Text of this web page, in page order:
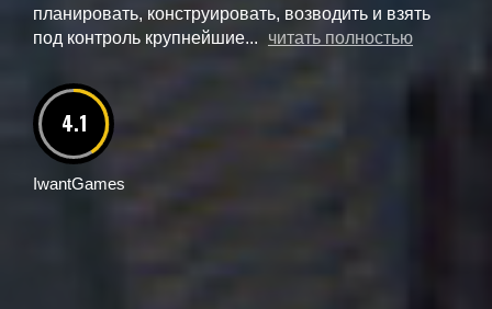
планировать, конструировать, возводить и взять
под контроль крупнейшие...
читать полностью
4.1
IwantGames